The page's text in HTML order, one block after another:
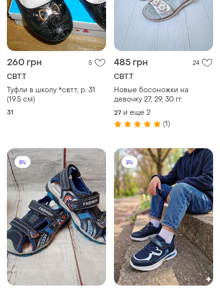
260 грн 5
СВТ.Т
Туфли в школу *свт.т, р. 31
(19.5 см)
31
485 грн 24
СВТ.Т
Новые босоножки на
девочку 27, 29, 30 гг.
27 и еще 2
(1)